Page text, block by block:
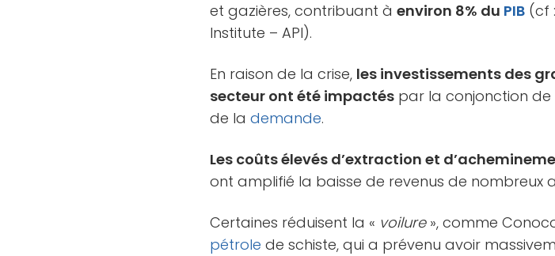
et gazières, contribuant àenviron 8% du PIB (cf
Institute – API).
En raison de la crise, les investissements des
secteur ont été impactés par la conjonction de
de lademande.
Les coûts élevés d’extraction et
ont amplifié la baisse de revenus de nombreux
Certaines réduisent la « voilure», comme
pétrole de schiste, qui a prévenu avoir